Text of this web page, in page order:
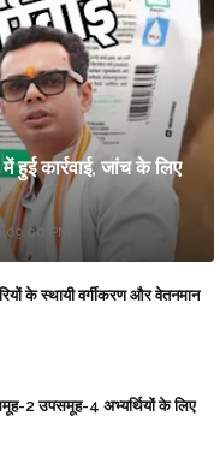
हुई कार्रवाई, जांच के लिए
PM
के स्थायी वर्गीकरण और वेतनमान
2 उपसमूह-4 अभ्यर्थियों के लिए